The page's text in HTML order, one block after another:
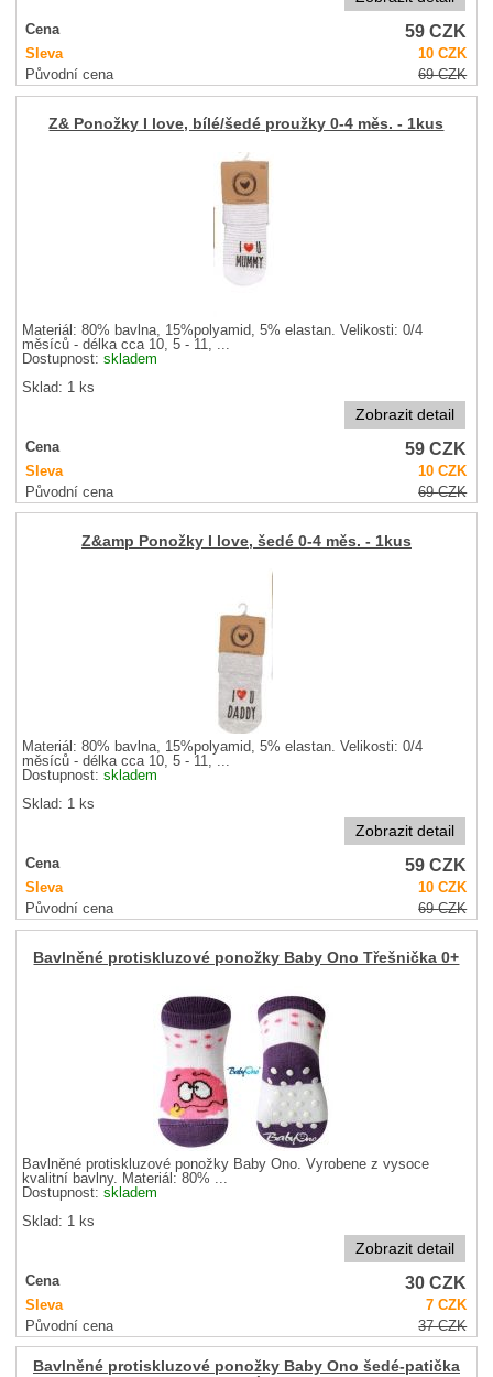
Cena 59CZK
Sleva 10CZK
Původní cena
69CZK
Z& Ponožky I love, bílé/šedé proužky 0-4 měs. - 1kus
Materiál: 80% bavlna, 15%polyamid, 5% elastan. Velikosti: 0/4
měsíců - délka cca 10, 5 - 11, ...
Dostupnost:skladem
Sklad: 1 ks
Zobrazit detail
Cena 59CZK
Sleva 10CZK
Původní cena
69CZK
Z&amp Ponožky I love, šedé 0-4 měs. - 1kus
Materiál: 80% bavlna, 15%polyamid, 5% elastan. Velikosti: 0/4
měsíců - délka cca 10, 5 - 11, ...
Dostupnost:skladem
Sklad: 1 ks
Zobrazit detail
Cena 59CZK
Sleva 10CZK
Původní cena
69CZK
Bavlněné protiskluzové ponožky Baby Ono Třešnička 0+
Bavlněné protiskluzové ponožky Baby Ono. Vyrobene z vysoce
kvalitní bavlny. Materiál: 80% ...
Dostupnost:skladem
Sklad: 1 ks
Zobrazit detail
Cena 30CZK
Sleva 7CZK
Původní cena
37CZK
Bavlněné protiskluzové ponožky Baby Ono šedé-patička